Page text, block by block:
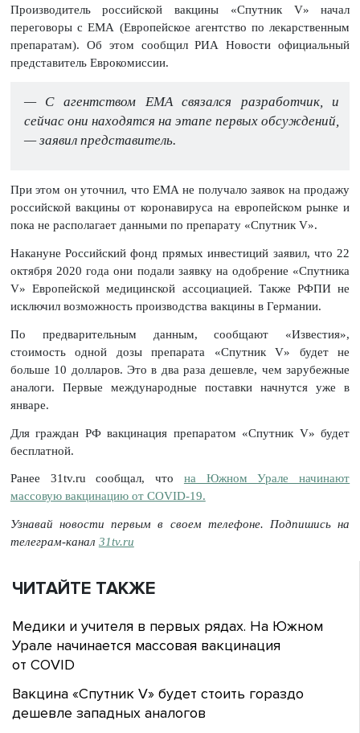
Производитель российской вакцины «Спутник V» начал
переговоры с ЕМА (Европейское агентство по лекарственным
препаратам). Об этом сообщил РИА Новости официальный
представитель Еврокомиссии.
— С агентством EMA связался разработчик, и
сейчас они находятся на этапе первых обсуждений,
— заявил представитель.
При этом он уточнил, что ЕМА не получало заявок на продажу
российской вакцины от коронавируса на европейском рынке и
пока не располагает данными по препарату «Спутник V».
Накануне Российский фонд прямых инвестиций заявил, что 22
октября 2020 года они подали заявку на одобрение «Спутника
V» Европейской медицинской ассоциацией. Также РФПИ не
исключил возможность производства вакцины в Германии.
По предварительным данным, сообщают «Известия»,
стоимость одной дозы препарата «Спутник V» будет не
больше 10 долларов. Это в два раза дешевле, чем зарубежные
аналоги. Первые международные поставки начнутся уже в
январе.
Для граждан РФ вакцинация препаратом «Спутник V» будет
бесплатной.
Ранее 31tv.ru сообщал, что на Южном Урале начинают
массовую вакцинацию от COVID-19.
Узнавай новости первым в своем телефоне. Подпишись на
телеграм-канал 31tv.ru
ЧИТАЙТЕ ТАКЖЕ
Медики и учителя в первых рядах. На Южном
Урале начинается массовая вакцинация
от COVID
Вакцина «Спутник V» будет стоить гораздо
дешевле западных аналогов